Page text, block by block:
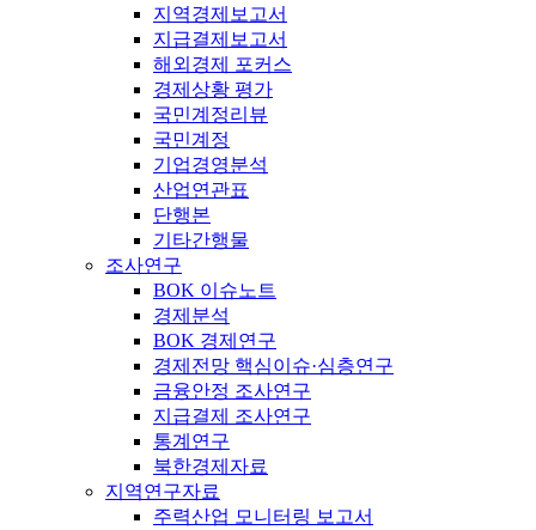
지역경제보고서
지급결제보고서
해외경제 포커스
경제상황 평가
국민계정리뷰
국민계정
기업경영분석
산업연관표
단행본
기타간행물
조사연구
BOK 이슈노트
경제분석
BOK 경제연구
경제전망 핵심이슈·심층연구
금융안정 조사연구
지급결제 조사연구
통계연구
북한경제자료
지역연구자료
주력산업 모니터링 보고서